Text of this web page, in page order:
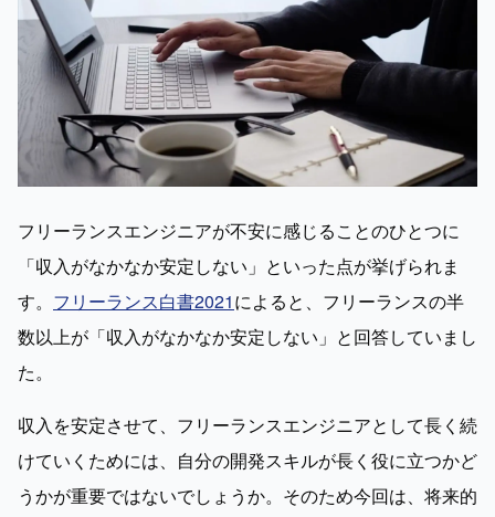
フリーランスエンジニアが不安に感じることのひとつに
「収入がなかなか安定しない」といった点が挙げられま
す。 フリーランス白書2021によると、フリーランスの半
数以上が「収入がなかなか安定しない」と回答していまし
た。
収入を安定させて、フリーランスエンジニアとして長く続
けていくためには、自分の開発スキルが長く役に立つかど
うかが重要ではないでしょうか。そのため今回は、将来的